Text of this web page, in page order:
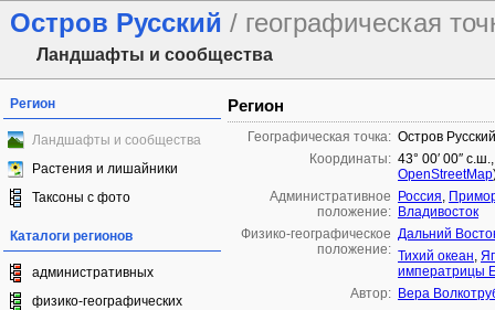
Остров Русский / географическая
Ландшафты и сообщества
Регион
Ландшафты и сообщества
Растения и лишайники
Таксоны с фото
Каталоги регионов
административных
физико-географических
Регион
Географическая точка: Остров Русский
Координаты: 43° 00′ 00″
OpenStreetMap
Административное
положение:
Россия,
Владивосток
Физико-географическое
положение:
Дальний
Тихий океан,
императрицы
Автор: Вера